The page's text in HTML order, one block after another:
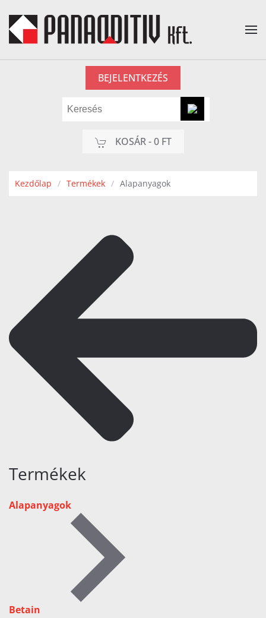
Fő tartalom átugrása
BEJELENTKEZÉS
KOSÁR -0 FT
Kezdőlap Termékek Alapanyagok
Termékek
Alapanyagok
Betain